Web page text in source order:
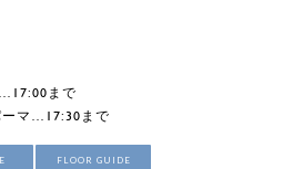
まで
ーマ…17:30まで
FLOOR GUIDE